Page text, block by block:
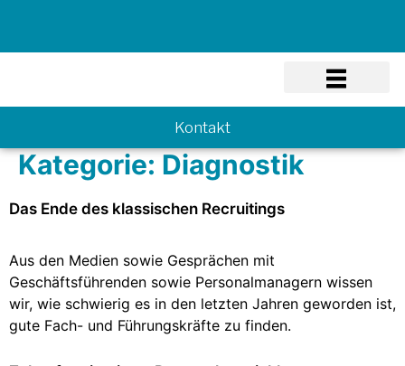
Kontakt
Kategorie: Diagnostik
Das Ende des klassischen Recruitings
Aus den Medien sowie Gesprächen mit
Geschäftsführenden sowie Personalmanagern wissen
wir, wie schwierig es in den letzten Jahren geworden ist,
gute Fach- und Führungskräfte zu finden.